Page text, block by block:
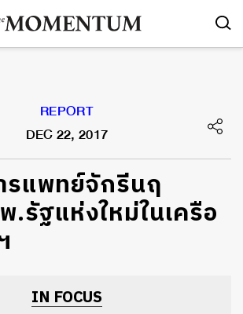
REPORT
DEC 22, 2017
แพทย์จักรีนฤ
.รัฐแห่งใหม่ในเครือ
IN FOCUS